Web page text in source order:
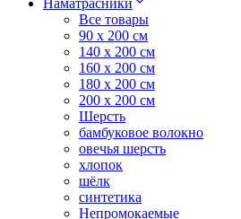
Все товары
90 x 200 см
140 x 200 см
160 x 200 см
180 x 200 см
200 x 200 см
Шерсть
бамбуковое волокно
овечья шерсть
хлопок
шёлк
синтетика
Непромокаемые